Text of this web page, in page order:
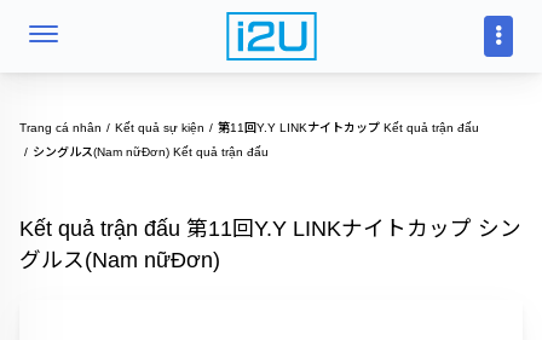
Trang cá nhân Kết quả sự kiện
第11回Y.Y LINKナイトカップ Kết quả trận đấu
シングルス(Nam nữĐơn) Kết quả trận đấu
Kết quả trận đấu 第11回Y.Y LINKナイトカップ シン
グルス(Nam nữĐơn)